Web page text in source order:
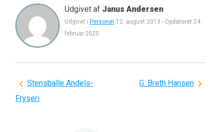
Udgivet af Janus Andersen
Udgivet i Personer 12. august 2013 - Opdateret 24.
februar 2020
Indlægsnavigation
Stensballe Andels-
Fryseri
G. Breth Hansen